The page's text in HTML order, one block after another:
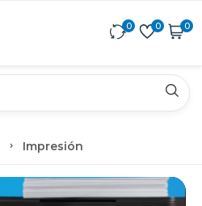
0 0 0
Impresión